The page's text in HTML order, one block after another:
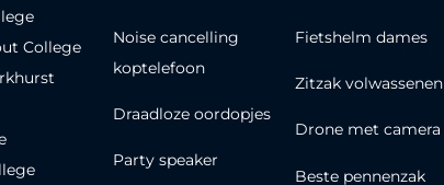
College
Noise cancelling
koptelefoon
Draadloze oordopjes
Party speaker
Fietshelm dames
Zitzak volwassenen
Drone met camera
Beste pennenzak